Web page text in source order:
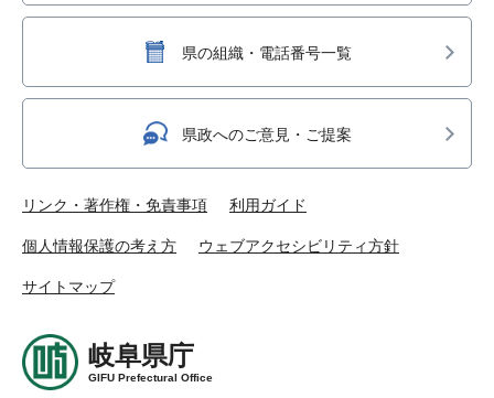
県の組織・電話番号一覧
県政へのご意見・ご提案
リンク・著作権・免責事項 利用ガイド
個人情報保護の考え方 ウェブアクセシビリティ方針
サイトマップ
岐阜県庁
GIFU Prefectural Office